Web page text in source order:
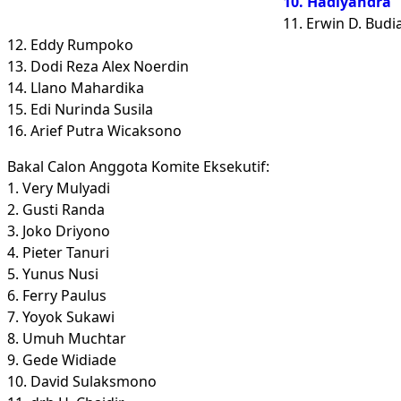
11. Erwin D.
12. Eddy Rumpoko
13. Dodi Reza Alex Noerdin
14. Llano Mahardika
15. Edi Nurinda Susila
16. Arief Putra Wicaksono
Bakal Calon Anggota Komite Eksekutif:
1. Very Mulyadi
2. Gusti Randa
3. Joko Driyono
4. Pieter Tanuri
5. Yunus Nusi
6. Ferry Paulus
7. Yoyok Sukawi
8. Umuh Muchtar
9. Gede Widiade
10. David Sulaksmono